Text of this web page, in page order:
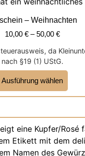
– Weihnachten
10,00 €–50,00 €
da
nach §19 (1) UStG.
Ausführung wählen